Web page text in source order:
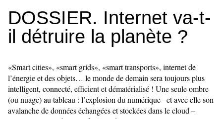
DOSSIER. Internet va-t-
il détruire la planète ?
«Smart cities», «smart grids», «smart transports», internet de
l’énergie et des objets… le monde de demain sera toujours plus
intelligent, connecté, efficient et dématérialisé ! Une seule ombre
(ou nuage) au tableau : l’explosion du numérique –et avec elle son
avalanche de données échangées et stockées dans le cloud –